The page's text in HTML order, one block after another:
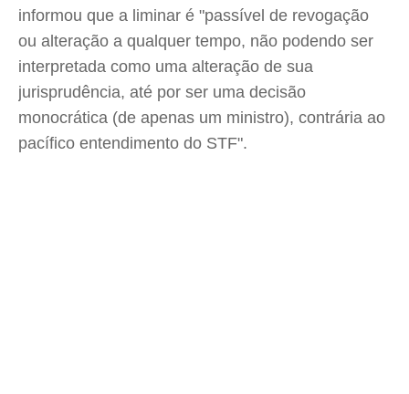
informou que a liminar é "passível de revogação
ou alteração a qualquer tempo, não podendo ser
interpretada como uma alteração de sua
jurisprudência, até por ser uma decisão
monocrática (de apenas um ministro), contrária ao
pacífico entendimento do STF".